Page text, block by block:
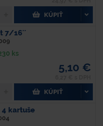
KÚPIŤ
7/16´´
ks
5,10 €
KÚPIŤ
4 kartuše